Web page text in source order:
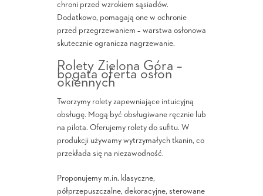
chroni przed wzrokiem sąsiadów.
Dodatkowo, pomagają one w ochronie
przed przegrzewaniem – warstwa osłonowa
skutecznie ogranicza nagrzewanie.
Rolety Zielona Góra –
bogata oferta osłon
okiennych
Tworzymy rolety zapewniające intuicyjną
obsługę. Mogą być obsługiwane ręcznie lub
na pilota. Oferujemy rolety do sufitu. W
produkcji używamy wytrzymałych tkanin, co
przekłada się na niezawodność.
Proponujemy m.in. klasyczne,
półprzepuszczalne, dekoracyjne, sterowane